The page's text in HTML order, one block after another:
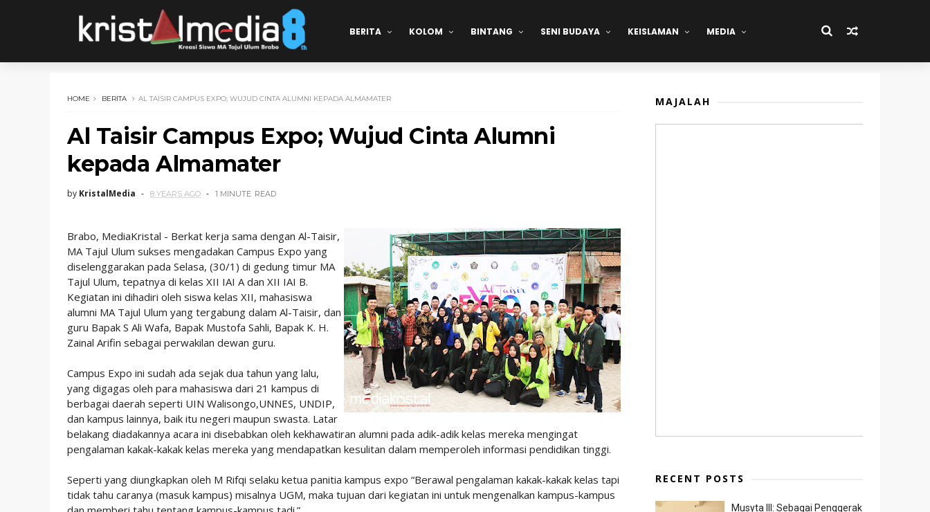
BERITA KOLOM BINTANG SENI BUDAYA KEISLAMAN MEDIA
HOME BERITA AL TAISIR CAMPUS EXPO; WUJUD CINTA ALUMNI KEPADA ALMAMATER
Al Taisir Campus Expo; Wujud Cinta Alumni
kepada Almamater
by KristalMedia 8 YEARS AGO 1 MINUTE READ
Brabo, MediaKristal - Berkat kerja sama dengan Al-Taisir,
MA Tajul Ulum sukses mengadakan Campus Expo yang
diselenggarakan pada Selasa, (30/1) di gedung timur MA
Tajul Ulum, tepatnya di kelas XII IAI A dan XII IAI B.
Kegiatan ini dihadiri oleh siswa kelas XII, mahasiswa
alumni MA Tajul Ulum yang tergabung dalam Al-Taisir, dan
guru Bapak S Ali Wafa, Bapak Mustofa Sahli, Bapak K. H.
Zainal Arifin sebagai perwakilan dewan guru.
Campus Expo ini sudah ada sejak dua tahun yang lalu,
yang digagas oleh para mahasiswa dari 21 kampus di
berbagai daerah seperti UIN Walisongo,UNNES, UNDIP,
dan kampus lainnya, baik itu negeri maupun swasta. Latar
belakang diadakannya acara ini disebabkan oleh kekhawatiran alumni pada adik-adik kelas mereka mengingat
pengalaman kakak-kakak kelas mereka yang mendapatkan kesulitan dalam memperoleh informasi pendidikan tinggi.
Seperti yang diungkapkan oleh M Rifqi selaku ketua panitia kampus expo “Berawal pengalaman kakak-kakak kelas tapi
tidak tahu caranya (masuk kampus) misalnya UGM, maka tujuan dari kegiatan ini untuk mengenalkan kampus-kampus
MAJALAH
RECENT POSTS
Musyta III: Sebagai Penggerak